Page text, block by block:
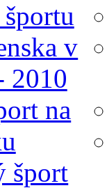
v
2010
na
šport